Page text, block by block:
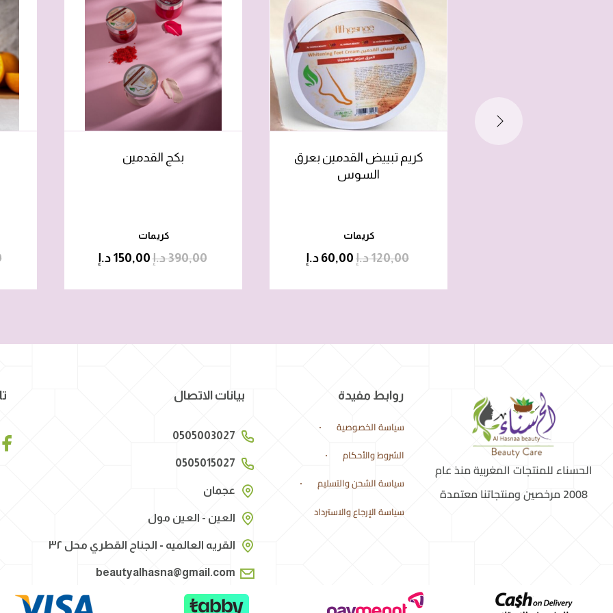
كريم تبييض القدمين بعرق
السوس
كريمات
120,00د.إ 60,00 د.إ
بكج القدمين
كريمات
390,00د.إ150,00 د.إ
الحسناء للمنتجات المغربية منذ عام
2008 مرخصين ومنتجاتنا معتمدة
روابط مفيدة
سياسة الخصوصية
الشروط والأحكام
سياسة الشحن والتسليم
سياسة الإرجاع والاسترداد
بيانات الاتصال
0505003027
0505015027
عجمان
العين - العين مول
القريه العالميه - الجناح القطري محل ٣٢
beautyalhasna@gmail.com